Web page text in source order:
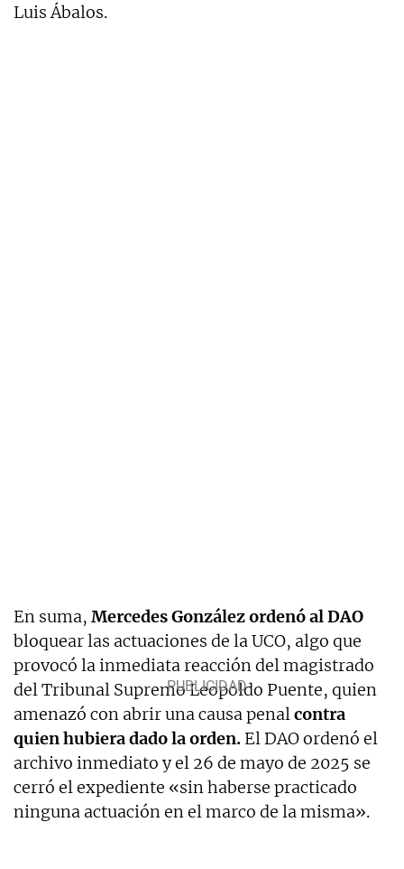
Luis Ábalos.
En suma, Mercedes González ordenó al DAO
bloquear las actuaciones de la UCO, algo que
provocó la inmediata reacción del magistrado
del Tribunal Supremo Leopoldo Puente, quien
amenazó con abrir una causa penalcontra
quien hubiera dado la orden. El DAO ordenó el
archivo inmediato y el 26 de mayo de 2025 se
cerró el expediente «sin haberse practicado
ninguna actuación en el marco de la misma».